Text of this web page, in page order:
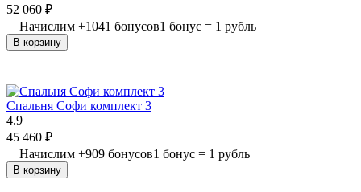
52 060 ₽
Начислим +1041 бонусов1 бонус = 1 рубль
В корзину
Спальня Софи комплект 3
4.9
45 460 ₽
Начислим +909 бонусов1 бонус = 1 рубль
В корзину